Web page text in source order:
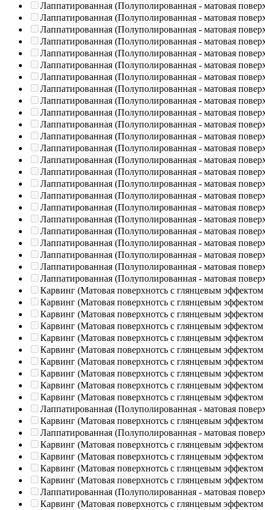
Лаппатированная (Полуполированная - матовая
Лаппатированная (Полуполированная - матовая
Лаппатированная (Полуполированная - матовая
Лаппатированная (Полуполированная - матовая
Лаппатированная (Полуполированная - матовая
Лаппатированная (Полуполированная - матовая
Лаппатированная (Полуполированная - матовая
Лаппатированная (Полуполированная - матовая
Лаппатированная (Полуполированная - матовая
Лаппатированная (Полуполированная - матовая
Лаппатированная (Полуполированная - матовая
Лаппатированная (Полуполированная - матовая
Лаппатированная (Полуполированная - матовая
Лаппатированная (Полуполированная - матовая
Лаппатированная (Полуполированная - матовая
Лаппатированная (Полуполированная - матовая
Лаппатированная (Полуполированная - матовая
Лаппатированная (Полуполированная - матовая
Лаппатированная (Полуполированная - матовая
Лаппатированная (Полуполированная - матовая
Лаппатированная (Полуполированная - матовая
Лаппатированная (Полуполированная - матовая
Лаппатированная (Полуполированная - матовая
Лаппатированная (Полуполированная - матовая
Карвинг (Матовая поверхнотсь с глянцевым эффектом
Карвинг (Матовая поверхнотсь с глянцевым эффектом
Карвинг (Матовая поверхнотсь с глянцевым эффектом
Карвинг (Матовая поверхнотсь с глянцевым эффектом
Карвинг (Матовая поверхнотсь с глянцевым эффектом
Карвинг (Матовая поверхнотсь с глянцевым эффектом
Карвинг (Матовая поверхнотсь с глянцевым эффектом
Карвинг (Матовая поверхнотсь с глянцевым эффектом
Карвинг (Матовая поверхнотсь с глянцевым эффектом
Карвинг (Матовая поверхнотсь с глянцевым эффектом
Лаппатированная (Полуполированная - матовая
Карвинг (Матовая поверхнотсь с глянцевым эффектом
Лаппатированная (Полуполированная - матовая
Карвинг (Матовая поверхнотсь с глянцевым эффектом
Карвинг (Матовая поверхнотсь с глянцевым эффектом
Карвинг (Матовая поверхнотсь с глянцевым эффектом
Карвинг (Матовая поверхнотсь с глянцевым эффектом
Лаппатированная (Полуполированная - матовая
Карвинг (Матовая поверхнотсь с глянцевым эффектом